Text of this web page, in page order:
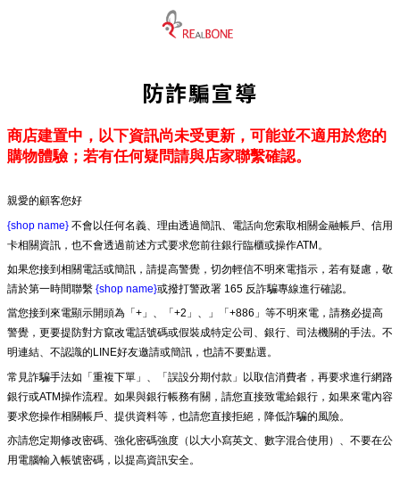
防詐騙宣導
商店建置中，以下資訊尚未受更新，可能並不適用於您的
購物體驗；若有任何疑問請與店家聯繫確認。
親愛的顧客您好
{shop name} 不會以任何名義、理由透過簡訊、電話向您索取相關金融帳戶、信用
卡相關資訊，也不會透過前述方式要求您前往銀行臨櫃或操作ATM。
如果您接到相關電話或簡訊，請提高警覺，切勿輕信不明來電指示，若有疑慮，敬
請於第一時間聯繫 {shop name}或撥打警政署 165 反詐騙專線進行確認。
當您接到來電顯示開頭為「+」、「+2」、」「+886」等不明來電，請務必提高
警覺，更要提防對方竄改電話號碼或假裝成特定公司、銀行、司法機關的手法。不
明連結、不認識的LINE好友邀請或簡訊，也請不要點選。
常見詐騙手法如「重複下單」、「誤設分期付款」以取信消費者，再要求進行網路
銀行或ATM操作流程。如果與銀行帳務有關，請您直接致電給銀行，如果來電內容
要求您操作相關帳戶、提供資料等，也請您直接拒絕，降低詐騙的風險。
亦請您定期修改密碼、強化密碼強度（以大小寫英文、數字混合使用）、不要在公
用電腦輸入帳號密碼，以提高資訊安全。